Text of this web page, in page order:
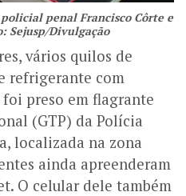
penal Francisco Côrte e
Sejusp/Divulgação
vários quilos de
refrigerante com
preso em flagrante
(GTP) da Polícia
localizada na zona
ainda apreenderam
O celular dele também